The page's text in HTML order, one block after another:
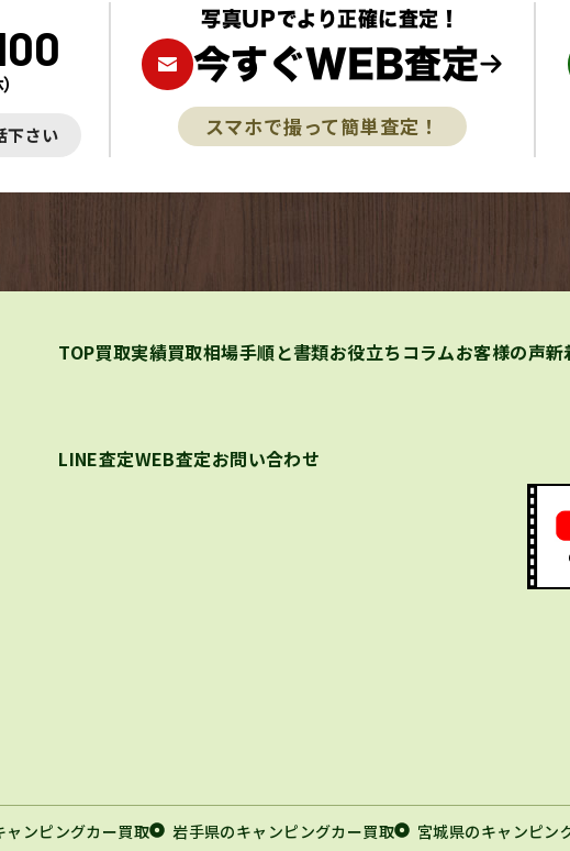
）
下さい
写真UPでより正確に査定！
今すぐWEB査定
スマホで撮って簡単査定！
TOP買取実績買取相場手順と書類お役立ちコラムお客様の声新
LINE査定WEB査定お問い合わせ
ャンピングカー買取 岩手県のキャンピングカー買取
宮城県のキャンピン